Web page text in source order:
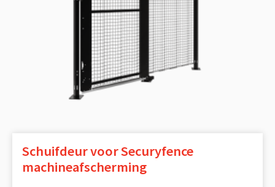
Schuifdeur voor Securyfence
machineafscherming